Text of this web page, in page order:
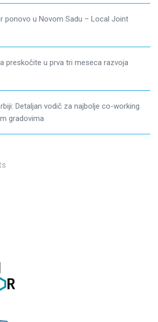
ponovo u Novom Sadu – Local Joint
preskočite u prva tri meseca razvoja
Detaljan vodič za najbolje co-working
gradovima